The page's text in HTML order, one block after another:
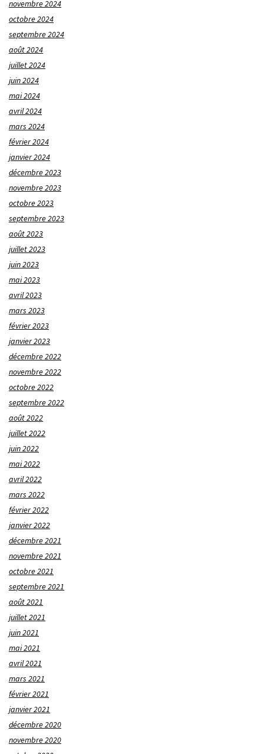
novembre 2024
octobre 2024
septembre 2024
août 2024
juillet 2024
juin 2024
mai 2024
avril 2024
mars 2024
février 2024
janvier 2024
décembre 2023
novembre 2023
octobre 2023
septembre 2023
août 2023
juillet 2023
juin 2023
mai 2023
avril 2023
mars 2023
février 2023
janvier 2023
décembre 2022
novembre 2022
octobre 2022
septembre 2022
août 2022
juillet 2022
juin 2022
mai 2022
avril 2022
mars 2022
février 2022
janvier 2022
décembre 2021
novembre 2021
octobre 2021
septembre 2021
août 2021
juillet 2021
juin 2021
mai 2021
avril 2021
mars 2021
février 2021
janvier 2021
décembre 2020
novembre 2020